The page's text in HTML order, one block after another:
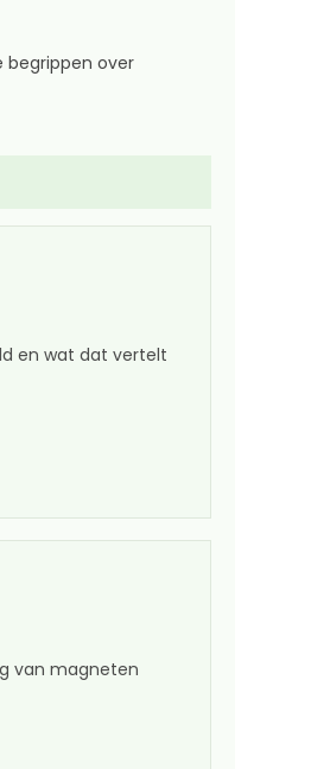
begrippen over
en wat dat vertelt
van magneten